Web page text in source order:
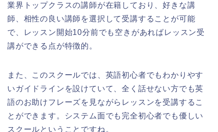
業界トップクラスの講師が在籍しており、好きな講
師、相性の良い講師を選択して受講することが可能
で、レッスン開始10分前でも空きがあればレッスン受
講ができる点が特徴的。
また、このスクールでは、英語初心者でもわかりやす
いガイドラインを設けていて、全く話せない方でも英
語のお助けフレーズを見ながらレッスンを受講するこ
とができます。システム面でも完全初心者でも優しい
スクールということですね。